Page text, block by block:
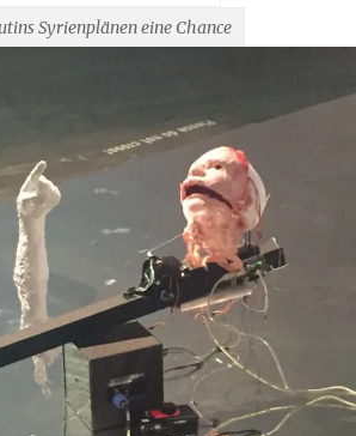
Syrienplänen eine Chance